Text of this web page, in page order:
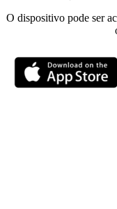
O dispositivo pode ser